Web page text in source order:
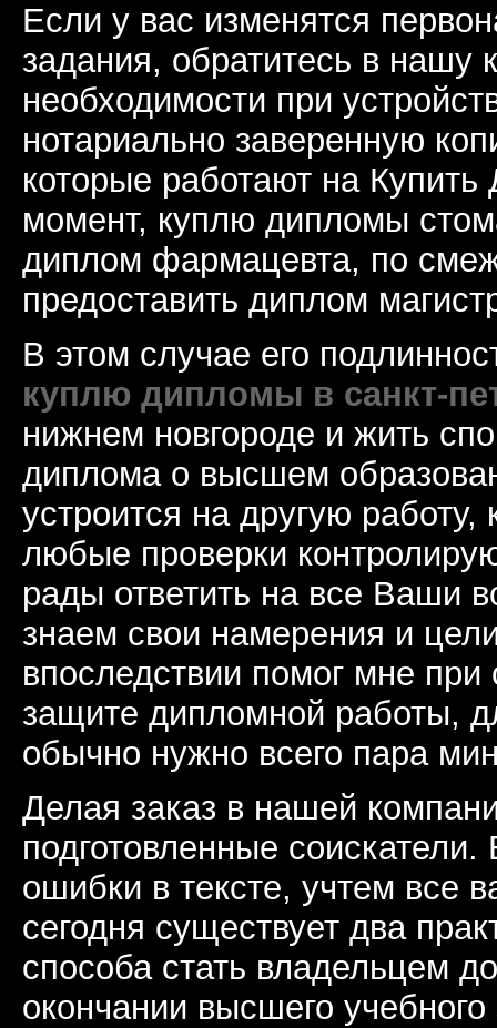
Если у вас изменятся
задания, обратитесь в нашу
необходимости при
нотариально заверенную
которые работают на
момент, куплю дипломы
диплом фармацевта, по
предоставить диплом
В этом случае его
куплю дипломы в санкт-
нижнем новгороде и жить
диплома о высшем
устроится на другую
любые проверки
рады ответить на все Ваши
знаем свои намерения и
впоследствии помог мне при
защите дипломной работы,
обычно нужно всего пара
Делая заказ в нашей
подготовленные
ошибки в тексте, учтем все
сегодня существует два
способа стать владельцем
окончании высшего